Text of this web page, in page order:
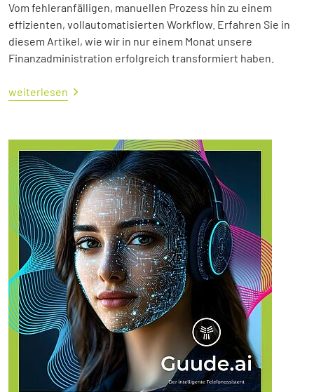
Vom fehleranfälligen, manuellen Prozess hin zu einem
effizienten, vollautomatisierten Workflow. Erfahren Sie in
diesem Artikel, wie wir in nur einem Monat unsere
Finanzadministration erfolgreich transformiert haben.
weiterlesen